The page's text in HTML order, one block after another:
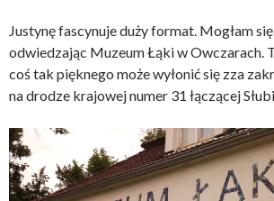
Justynę fascynuje duży format. Mogłam
odwiedzając Muzeum Łąki w Owczarach.
coś tak pięknego może wyłonić się zza
na drodze krajowej numer 31 łączącej